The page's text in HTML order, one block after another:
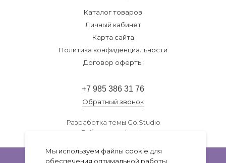
Каталог товаров
Личный кабинет
Карта сайта
Политика конфиденциальности
Договор оферты
+7 985 386 31 76
Обратный звонок
Разработка темы Go.Studio
Работает на Insales
Мы используем файлы cookie для
обеспечения оптимальной работы